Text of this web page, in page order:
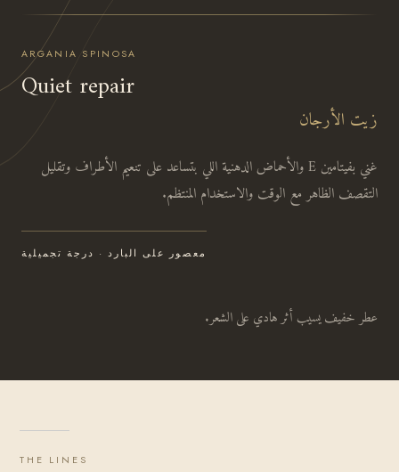
ARGANIA SPINOSA
Quiet repair
زيت الأرجان
غني بفيتامين E والأحماض الدهنية اللي بتساعد على تنعيم الأطراف وتقليل
التقصف الظاهر مع الوقت والاستخدام المنتظم.
معصور على البارد · درجة تجميلية
عطر خفيف يسيب أثر هادي على الشعر.
THE LINES